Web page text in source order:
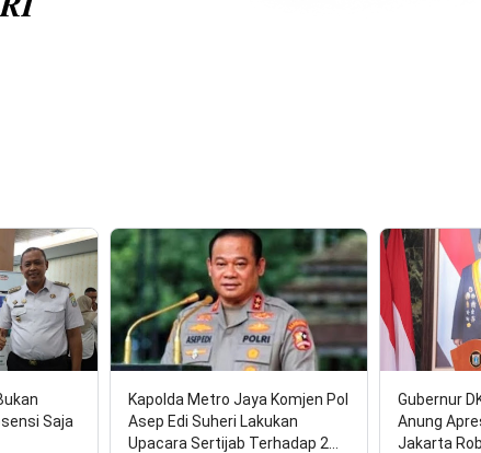
Saja
Kapolda Metro Jaya Komjen Pol
Asep Edi Suheri Lakukan
Upacara Sertijab Terhadap 2…
Gubernur
Anung
Jakarta